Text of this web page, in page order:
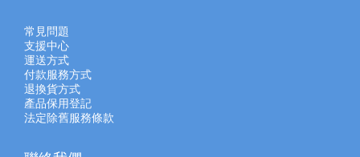
常見問題
支援中心
運送方式
付款服務方式
退換貨方式
產品保用登記
法定除舊服務條款